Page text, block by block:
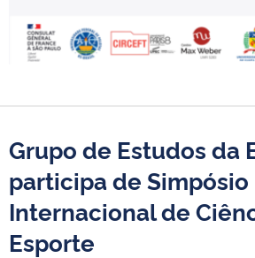
Grupo de Estudos da
participa de Simpósio
Internacional de
Esporte